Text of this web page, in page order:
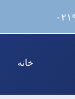
خانه